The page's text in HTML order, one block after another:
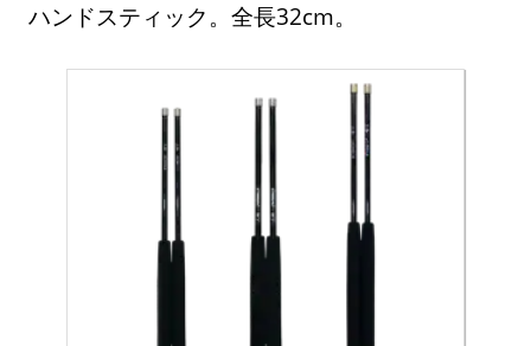
ハンドスティック。全長32cm。